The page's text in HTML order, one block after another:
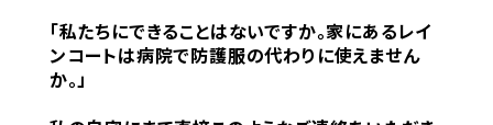
「私たちにできることはないですか。家にあるレイ
ンコートは病院で防護服の代わりに使えません
か。」